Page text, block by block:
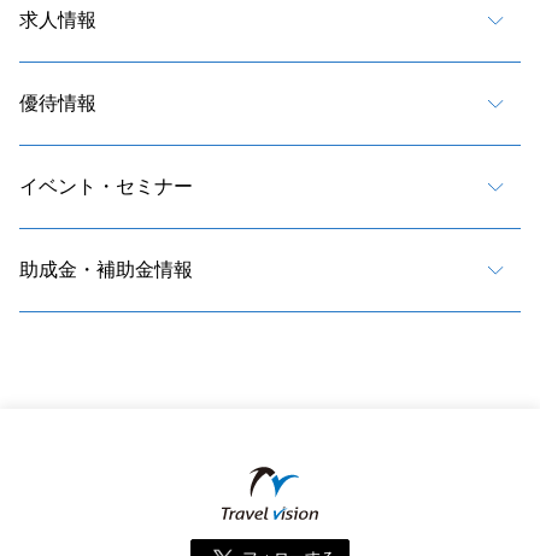
求人情報
優待情報
イベント・セミナー
助成金・補助金情報